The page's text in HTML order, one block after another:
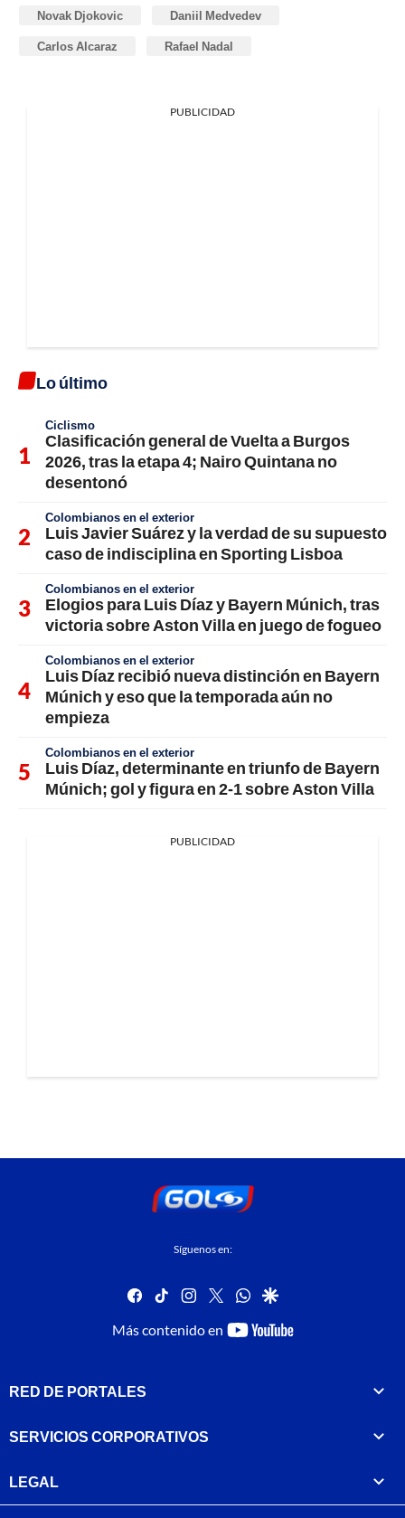
Novak Djokovic Daniil Medvedev
Carlos Alcaraz Rafael Nadal
PUBLICIDAD
Lo último
Ciclismo
Clasificación general de Vuelta a Burgos
2026, tras la etapa 4; Nairo Quintana no
desentonó
Colombianos en el exterior
Luis Javier Suárez y la verdad de su supuesto
caso de indisciplina en Sporting Lisboa
Colombianos en el exterior
Elogios para Luis Díaz y Bayern Múnich, tras
victoria sobre Aston Villa en juego de fogueo
Colombianos en el exterior
Luis Díaz recibió nueva distinción en Bayern
Múnich y eso que la temporada aún no
empieza
Colombianos en el exterior
Luis Díaz, determinante en triunfo de Bayern
Múnich; gol y figura en 2-1 sobre Aston Villa
PUBLICIDAD
Síguenos en:
facebook
tiktok instagram
twitterwhatsapp
google
Más contenido en
youtube-
RED DE PORTALES
SERVICIOS CORPORATIVOS
LEGAL